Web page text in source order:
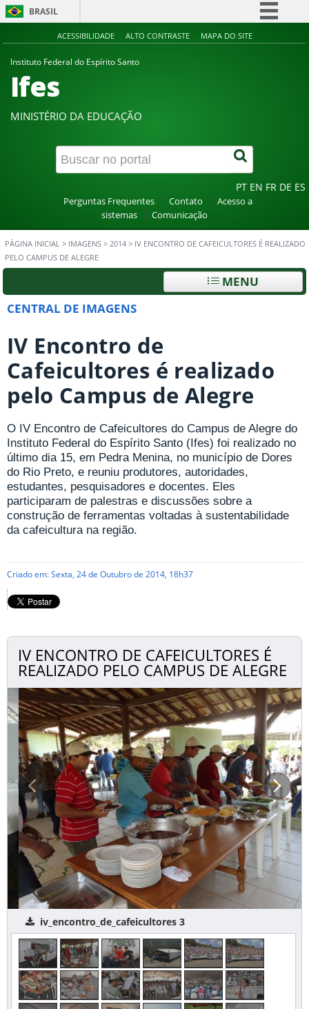
BRASIL
Simplifique!
Canais
ACESSIBILIDADE ALTO CONTRASTE MAPA DO SITE
Instituto Federal do Espírito Santo
Ifes
MINISTÉRIO DA EDUCAÇÃO
PT EN FR DE ES
Perguntas Frequentes Contato
Acesso a
sistemas
Comunicação
PÁGINA INICIAL > IMAGENS > 2014 > IV ENCONTRO DE CAFEICULTORES É REALIZADO
PELO CAMPUS DE ALEGRE
MENU
CENTRAL DE IMAGENS
IV Encontro de
Cafeicultores é realizado
pelo Campus de Alegre
O IV Encontro de Cafeicultores do Campus de Alegre do
Instituto Federal do Espírito Santo (Ifes) foi realizado no
último dia 15, em Pedra Menina, no município de Dores
do Rio Preto, e reuniu produtores, autoridades,
estudantes, pesquisadores e docentes. Eles
participaram de palestras e discussões sobre a
construção de ferramentas voltadas à sustentabilidade
da cafeicultura na região.
Criado em: Sexta, 24 de Outubro de 2014, 18h37
IV ENCONTRO DE CAFEICULTORES É
REALIZADO PELO CAMPUS DE ALEGRE
iv_encontro_de_cafeicultores 3